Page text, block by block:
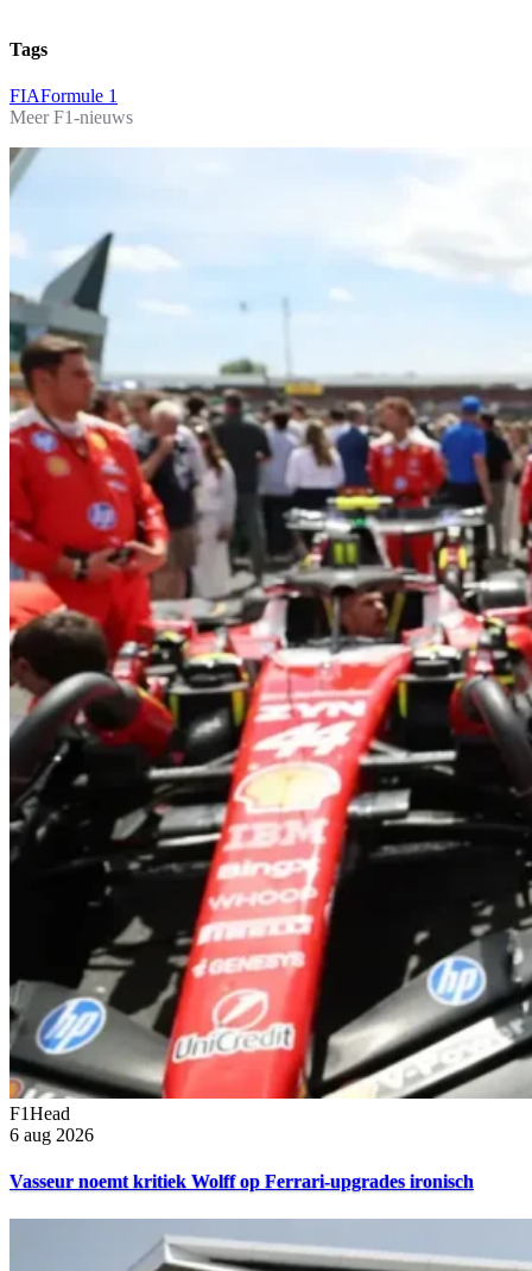
Tags
FIAFormule 1
Meer F1-nieuws
F1Head
6 aug 2026
Vasseur noemt kritiek Wolff op Ferrari-upgrades ironisch